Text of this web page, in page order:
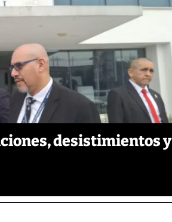
desistimientos y